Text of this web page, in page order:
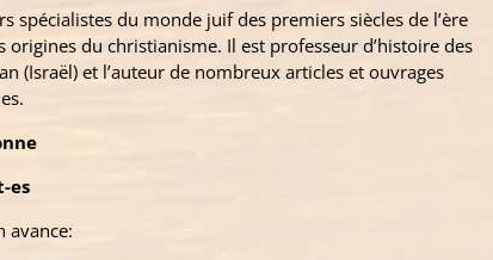
spécialistes du monde juif des premiers siècles de l’ère
origines du christianisme. Il est professeur d’histoire des
(Israël) et l’auteur de nombreux articles et ouvrages
es
avance: